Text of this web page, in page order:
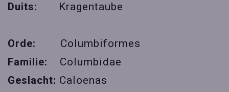
Duits: Kragentaube
Orde:
Columbiformes
Familie: Columbidae
Geslacht: Caloenas